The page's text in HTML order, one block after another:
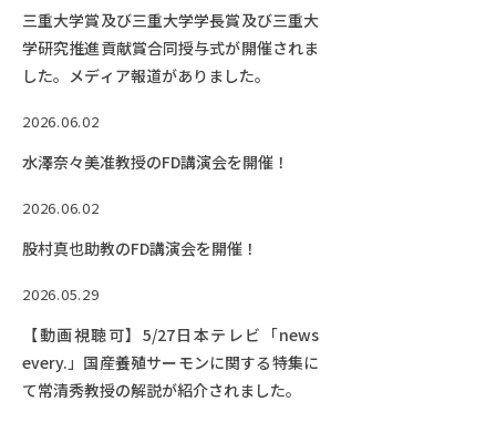
三重大学賞及び三重大学学長賞及び三重大
学研究推進貢献賞合同授与式が開催されま
した。メディア報道がありました。
2026.06.02
水澤奈々美准教授のFD講演会を開催！
2026.06.02
股村真也助教のFD講演会を開催！
2026.05.29
【動画視聴可】5/27日本テレビ「news
every.」国産養殖サーモンに関する特集に
て常清秀教授の解説が紹介されました。